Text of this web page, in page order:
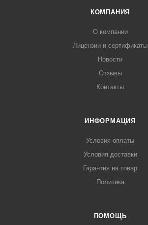
КОМПАНИЯ
О компании
Лицензии и сертификаты
Новости
Отзывы
Контакты
ИНФОРМАЦИЯ
Условия оплаты
Условия доставки
Гарантия на товар
Политика
ПОМОЩЬ